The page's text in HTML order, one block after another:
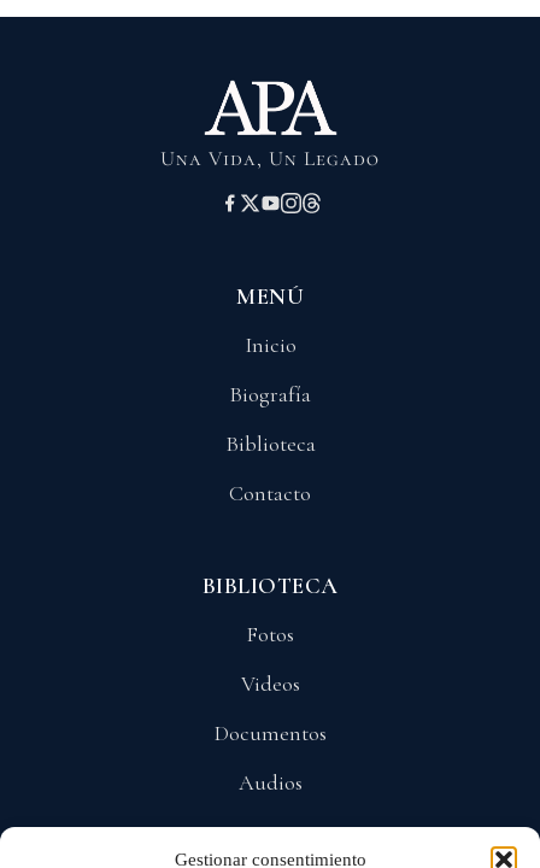
Gestionar consentimiento
Una Vida, Un Legado
MENÚ
Inicio
Biografía
Biblioteca
Contacto
BIBLIOTECA
Fotos
Videos
Documentos
Audios